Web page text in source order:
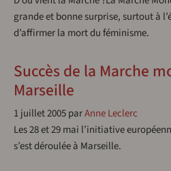
grande et bonne surprise, surtout à
d’affirmer la mort du féminisme.
Succès de la Marche
Marseille
1 juillet 2005parAnne Leclerc
Les 28 et 29 mai l’initiative
s’est déroulée à Marseille.